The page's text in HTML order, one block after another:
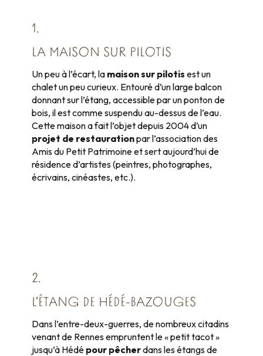
1.
LA MAISON SUR PILOTIS
Un peu à l’écart, la maison sur pilotis est un
chalet un peu curieux. Entouré d’un large balcon
donnant sur l’étang, accessible par un ponton de
bois, il est comme suspendu au-dessus de l’eau.
Cette maison a fait l’objet depuis 2004 d’un
projet de restaurationpar l’association des
Amis du Petit Patrimoine et sert aujourd’hui de
résidence d’artistes (peintres, photographes,
écrivains, cinéastes, etc.).
2.
L’ÉTANG DE HÉDÉ-BAZOUGES
Dans l’entre-deux-guerres, de nombreux citadins
venant de Rennes empruntent le « petit tacot »
jusqu’à Hédé pour pêcherdans les étangs de